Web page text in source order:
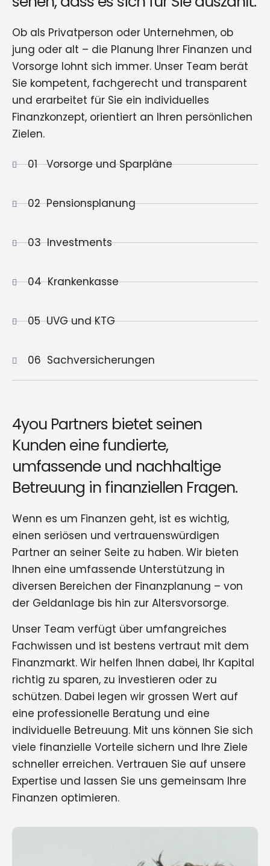
Ob als Privatperson oder Unternehmen, ob
jung oder alt – die Planung Ihrer Finanzen und
Vorsorge lohnt sich immer. Unser Team berät
Sie kompetent, fachgerecht und transparent
und erarbeitet für Sie ein individuelles
Finanzkonzept, orientiert an Ihren persönlichen
Zielen.
01 Vorsorge und Sparpläne
02 Pensionsplanung
03 Investments
04 Krankenkasse
05 UVG und KTG
06 Sachversicherungen
4you Partners bietet seinen
Kunden eine fundierte,
umfassende und nachhaltige
Betreuung in finanziellen Fragen.
Wenn es um Finanzen geht, ist es wichtig,
einen seriösen und vertrauenswürdigen
Partner an seiner Seite zu haben. Wir bieten
Ihnen eine umfassende Unterstützung in
diversen Bereichen der Finanzplanung – von
der Geldanlage bis hin zur Altersvorsorge.
Unser Team verfügt über umfangreiches
Fachwissen und ist bestens vertraut mit dem
Finanzmarkt. Wir helfen Ihnen dabei, Ihr Kapital
richtig zu sparen, zu investieren oder zu
schützen. Dabei legen wir grossen Wert auf
eine professionelle Beratung und eine
individuelle Betreuung. Mit uns können Sie sich
viele finanzielle Vorteile sichern und Ihre Ziele
schneller erreichen. Vertrauen Sie auf unsere
Expertise und lassen Sie uns gemeinsam Ihre
Finanzen optimieren.